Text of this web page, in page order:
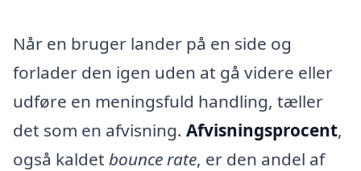
Når en bruger lander på en side og
forlader den igen uden at gå videre eller
udføre en meningsfuld handling, tæller
det som en afvisning. Afvisningsprocent,
også kaldet bounce rate, er den andel af